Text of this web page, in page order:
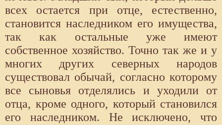
всех остается при отце, естественно,
становится наследником его имущества,
так как остальные уже имеют
собственное хозяйство. Точно так же и у
многих других северных народов
существовал обычай, согласно которому
все сыновья отделялись и уходили от
отца, кроме одного, который становился
его наследником. Не исключено, что